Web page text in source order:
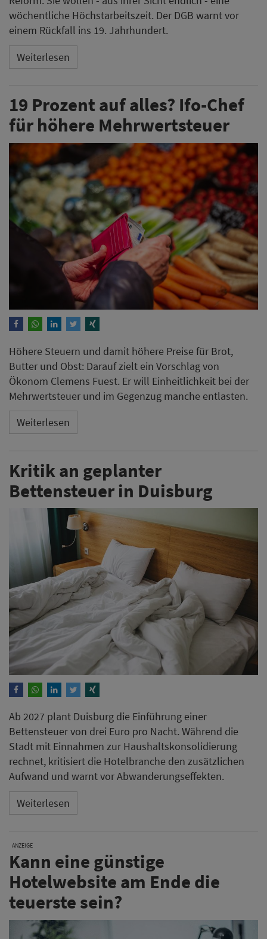
wöchentliche Höchstarbeitszeit. Der DGB warnt vor
einem Rückfall ins 19. Jahrhundert.
Weiterlesen
19 Prozent auf alles? Ifo-Chef
für höhere Mehrwertsteuer
Höhere Steuern und damit höhere Preise für Brot,
Butter und Obst: Darauf zielt ein Vorschlag von
Ökonom Clemens Fuest. Er will Einheitlichkeit bei der
Mehrwertsteuer und im Gegenzug manche entlasten.
Weiterlesen
Kritik an geplanter
Bettensteuer in Duisburg
Ab 2027 plant Duisburg die Einführung einer
Bettensteuer von drei Euro pro Nacht. Während die
Stadt mit Einnahmen zur Haushaltskonsolidierung
rechnet, kritisiert die Hotelbranche den zusätzlichen
Aufwand und warnt vor Abwanderungseffekten.
Weiterlesen
ANZEIGE
Kann eine günstige
Hotelwebsite am Ende die
teuerste sein?